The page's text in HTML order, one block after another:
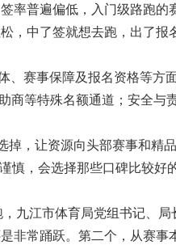
普遍偏低，入门级路跑的
，中了签就想去跑，出了
赛事保障及报名资格等方
等特殊名额通道；安全与
，让资源向头部赛事和精
，会选择那些口碑比较好
九江市体育局党组书记、
常踊跃。第二个，从赛事